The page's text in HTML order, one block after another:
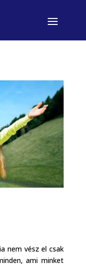
nem vész el csak
ami minket